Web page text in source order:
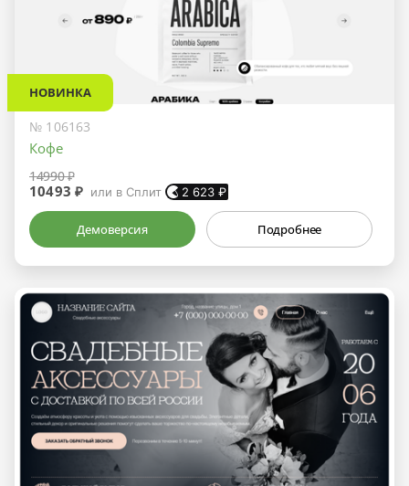
НОВИНКА
№ 106163
Кофе
14990 ₽
10493 ₽ или в Сплит 2 623 ₽
Демоверсия Подробнее